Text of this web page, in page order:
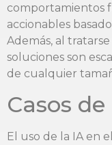
comportamientos
accionables
Además, al tratarse
soluciones son
de cualquier
Casos
El uso de la IA en